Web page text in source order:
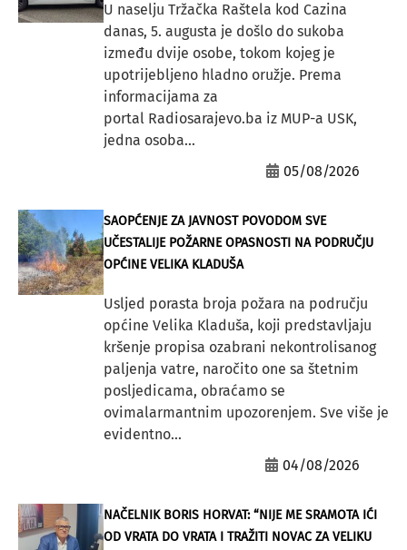
U naselju Tržačka Raštela kod Cazina
danas, 5. augusta je došlo do sukoba
između dvije osobe, tokom kojeg je
upotrijebljeno hladno oružje. Prema
informacijama za
portal Radiosarajevo.ba iz MUP-a USK,
jedna osoba...
05/08/2026
SAOPĆENJE ZA JAVNOST POVODOM SVE
UČESTALIJE POŽARNE OPASNOSTI NA PODRUČJU
OPĆINE VELIKA KLADUŠA
Usljed porasta broja požara na području
općine Velika Kladuša, koji predstavljaju
kršenje propisa ozabrani nekontrolisanog
paljenja vatre, naročito one sa štetnim
posljedicama, obraćamo se
ovimalarmantnim upozorenjem. Sve više je
evidentno...
04/08/2026
NAČELNIK BORIS HORVAT: “NIJE ME SRAMOTA IĆI
OD VRATA DO VRATA I TRAŽITI NOVAC ZA VELIKU